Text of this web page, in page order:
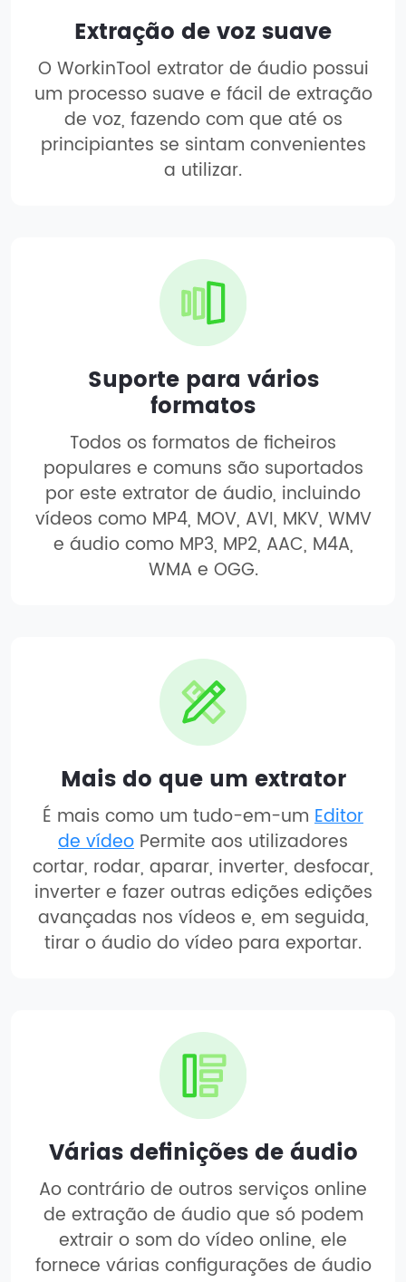
Extração de voz suave
O WorkinTool extrator de áudio possui
um processo suave e fácil de extração
de voz, fazendo com que até os
principiantes se sintam convenientes
a utilizar.
Suporte para vários
formatos
Todos os formatos de ficheiros
populares e comuns são suportados
por este extrator de áudio, incluindo
vídeos como MP4, MOV, AVI, MKV, WMV
e áudio como MP3, MP2, AAC, M4A,
WMA e OGG.
Mais do que um extrator
É mais como um tudo-em-um Editor
de vídeo Permite aos utilizadores
cortar, rodar, aparar, inverter, desfocar,
inverter e fazer outras edições edições
avançadas nos vídeos e, em seguida,
tirar o áudio do vídeo para exportar.
Várias definições de áudio
Ao contrário de outros serviços online
de extração de áudio que só podem
extrair o som do vídeo online, ele
fornece várias configurações de áudio